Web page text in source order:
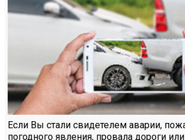
Если Вы стали свидетелем аварии,
погодного явления, провала дороги